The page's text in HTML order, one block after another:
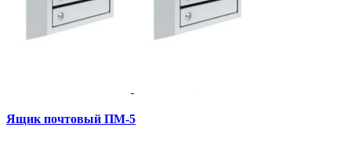
Ящик почтовый ПМ-5